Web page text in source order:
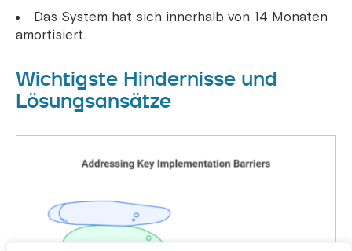
Das System hat sich innerhalb von 14 Monaten
amortisiert.
Wichtigste Hindernisse und
Lösungsansätze